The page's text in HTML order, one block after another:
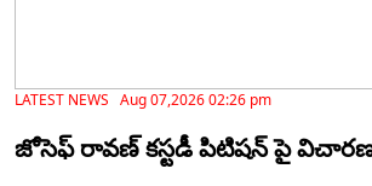
LATEST NEWS Aug 07,2026 02:26 pm
జోసెఫ్ రావణ్ కస్టడీ పిటిషన్ పై